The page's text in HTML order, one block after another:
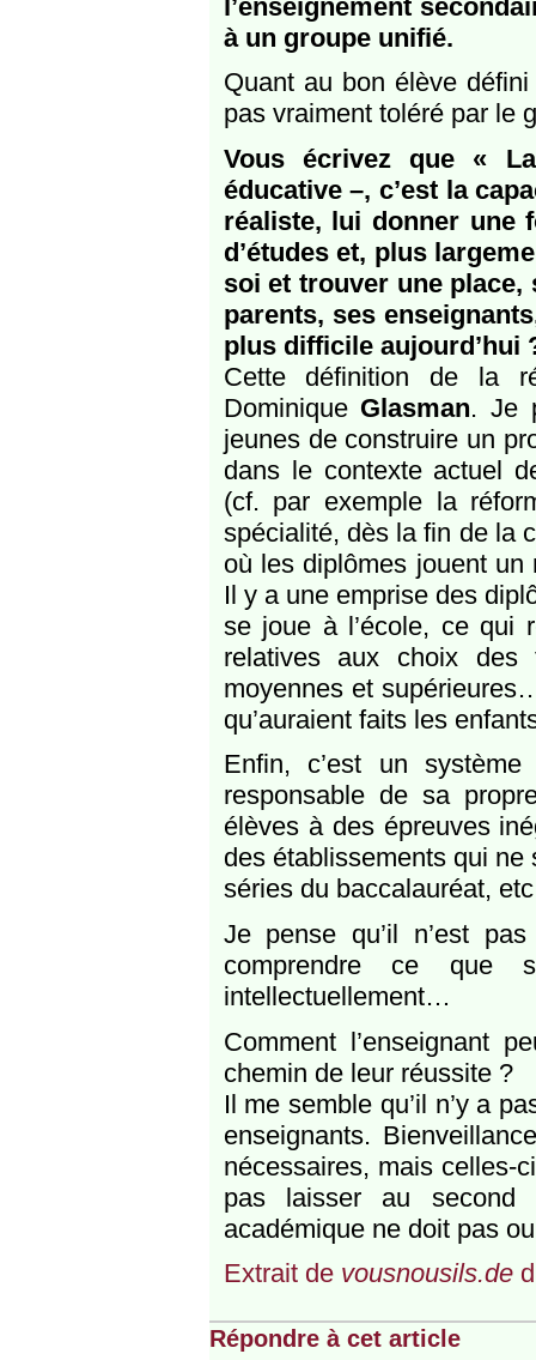
l’enseignement
à un groupe unifié.
Quant au bon élève
pas vraiment toléré par le
Vous écrivez que «
éducative –, c’est la
réaliste, lui donner une
d’études et, plus
soi et trouver une place,
parents, ses
plus difficile aujourd’hui
Cette définition de la
Dominique Glasman. Je
jeunes de construire un
dans le contexte actuel
(cf. par exemple la
spécialité, dès la fin de la
où les diplômes jouent
Il y a une emprise des
se joue à l’école, ce qui
relatives aux choix des
moyennes et
qu’auraient faits les
Enfin, c’est un
responsable de sa
élèves à des épreuves
des établissements qui
séries du baccalauréat,
Je pense qu’il n’est
comprendre ce que
intellectuellement…
Comment l’enseignant
chemin de leur réussite ?
Il me semble qu’il n’y a
enseignants.
nécessaires, mais celles-
pas laisser au second
académique ne doit pas
Extrait de vousnousils.de
Répondre à cet article